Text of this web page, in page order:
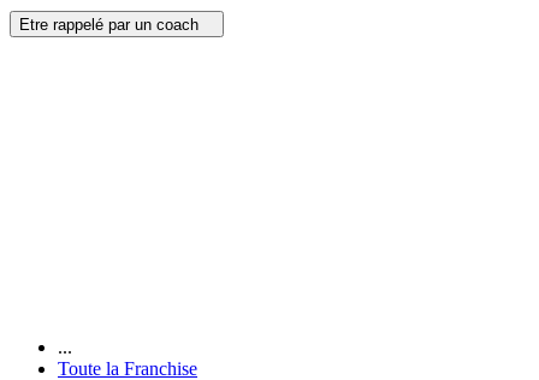
Etre rappelé par un coach
...
Toute la Franchise